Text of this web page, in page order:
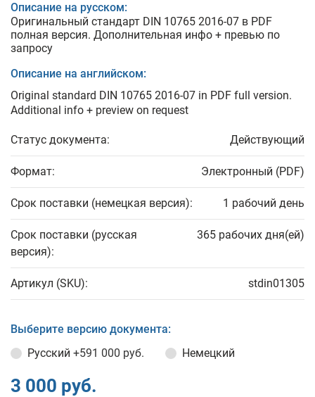
Описание на русском:
Оригинальный стандарт DIN 10765 2016-07 в PDF
полная версия. Дополнительная инфо + превью по
запросу
Описание на английском:
Original standard DIN 10765 2016-07 in PDF full version.
Additional info + preview on request
Статус документа: Действующий
Формат: Электронный (PDF)
Срок поставки (немецкая версия): 1 рабочий день
Срок поставки (русская
версия):
365 рабочих дня(ей)
Артикул (SKU): stdin01305
Выберите версию документа:
Русский +591 000 руб. Немецкий
3 000 руб.